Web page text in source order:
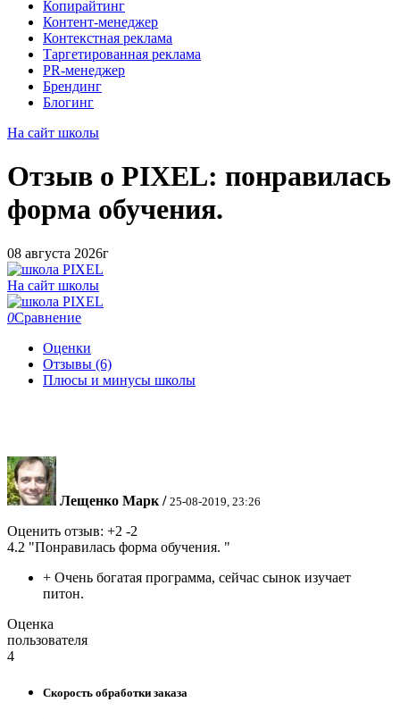
Копирайтинг
Контент-менеджер
Контекстная реклама
Таргетированная реклама
PR-менеджер
Брендинг
Блогинг
На сайт школы
Отзыв о PIXEL: понравилась
форма обучения.
08 августа 2026г
На сайт школы
0Сравнение
Оценки
Отзывы (6)
Плюсы и минусы школы
Лещенко Марк / 25-08-2019, 23:26
Оценить отзыв: +2 -2
4.2 "Понравилась форма обучения. "
+ Очень богатая программа, сейчас сынок изучает
питон.
Оценка
пользователя
4
Скорость обработки заказа